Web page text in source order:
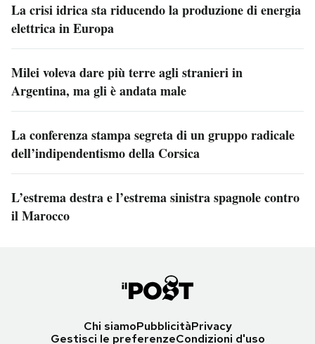
La crisi idrica sta riducendo la produzione di energia
elettrica in Europa
Milei voleva dare più terre agli stranieri in
Argentina, ma gli è andata male
La conferenza stampa segreta di un gruppo radicale
dell’indipendentismo della Corsica
L’estrema destra e l’estrema sinistra spagnole contro
il Marocco
Chi siamoPubblicitàPrivacy
Gestisci le preferenzeCondizioni d'uso